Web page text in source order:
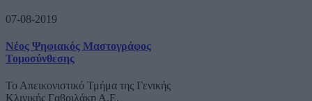
07-08-2019
Νέος Ψηφιακός Μαστογράφος
Τομοσύνθεσης
Το Απεικονιστικό Τμήμα της Γενικής
Κλινικής Γαβριλάκη Α.Ε.